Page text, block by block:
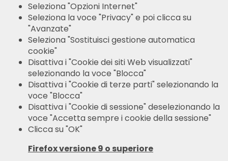
Seleziona "Opzioni Internet"
Seleziona la voce "Privacy" e poi clicca su
"Avanzate"
Seleziona "Sostituisci gestione automatica
cookie"
Disattiva i "Cookie dei siti Web visualizzati"
selezionando la voce "Blocca"
Disattiva i "Cookie di terze parti" selezionando la
voce "Blocca"
Disattiva i "Cookie di sessione" deselezionando la
voce "Accetta sempre i cookie della sessione"
Clicca su "OK"
Firefox versione 9 o superiore